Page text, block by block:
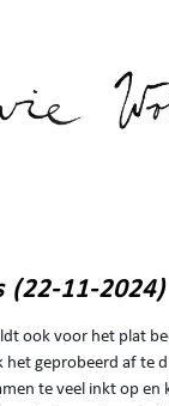
(22-11-2024)
ook voor het plat
het geprobeerd af te
te veel inkt op en